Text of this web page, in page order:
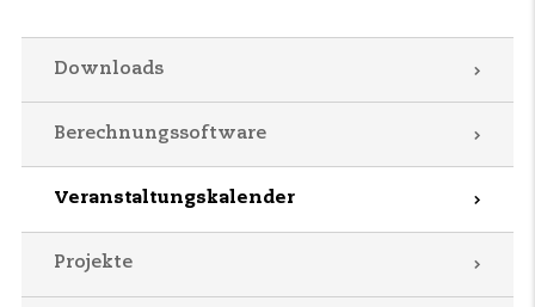
Downloads
Berechnungssoftware
Veranstaltungskalender
Projekte